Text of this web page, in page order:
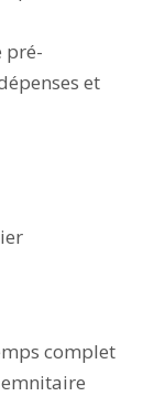
pré-
et
complet